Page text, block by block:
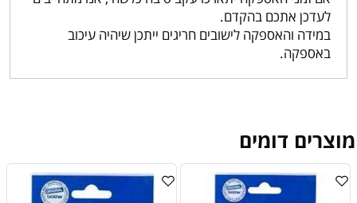
לעדכן אתכם בהקדם.
במידה והאספקה לישובים חריגים ייתכן שיהיה עיכוב
באספקה.
מוצרים דומים